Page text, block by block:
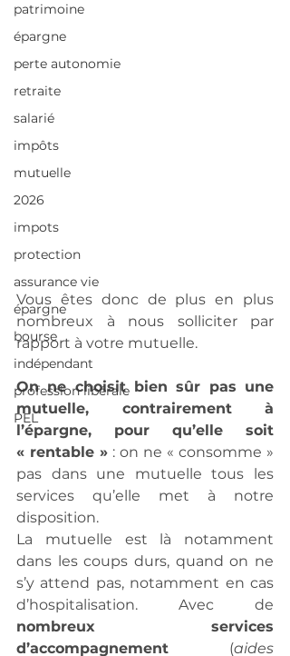
patrimoine
épargne
perte autonomie
retraite
salarié
impôts
mutuelle
2026
impots
protection
assurance vie
épargne
bourse
indépendant
profession libérale
PEL
Vous êtes donc de plus en plus
nombreux à nous solliciter par
rapport à votre mutuelle.
On ne choisit bien sûr pas une
mutuelle, contrairement à
l’épargne, pour qu’elle soit
« rentable » : on ne « consomme »
pas dans une mutuelle tous les
services qu’elle met à notre
disposition.
La mutuelle est là notamment
dans les coups durs, quand on ne
s’y attend pas, notamment en cas
nombreux services
d’accompagnement (aides